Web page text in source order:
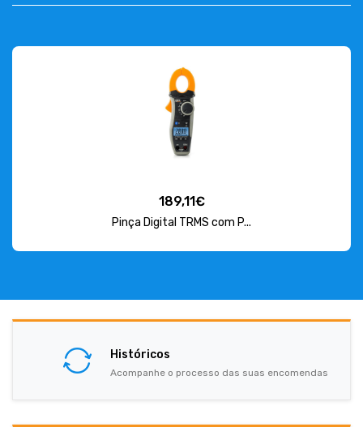
189,11€
Pinça Digital TRMS com P...
Históricos
Acompanhe o processo das suas encomendas